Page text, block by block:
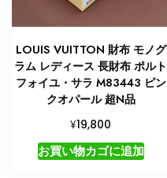
LOUIS VUITTON 財布 モノグ
ラム レディース 長財布 ポルト
フォイユ・サラ M83443 ピン
クオパール 超N品
¥19,800
お買い物カゴに追加